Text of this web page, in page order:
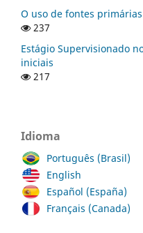
O uso de fontes
237
Estágio Supervisionado
iniciais
217
Idioma
Português (Brasil)
English
Español (España)
Français (Canada)